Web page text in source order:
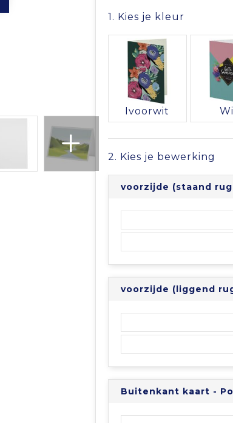
1. Kies je kleur
Ivoorwit
2. Kies je bewerking
voorzijde (staand rug
voorzijde (liggend
Buitenkant kaart -